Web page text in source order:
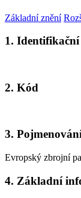
Základní znění
1.
2. Kód
3.
Evropský zbrojní
4. Základní